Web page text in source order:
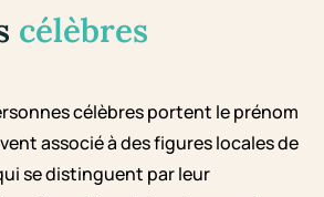
célèbres
célèbres portent le prénom
associé à des figures locales de
se distinguent par leur